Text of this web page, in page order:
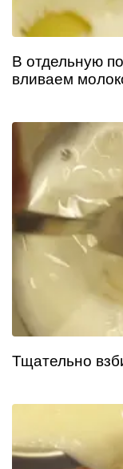
В отдельную
вливаем
Тщательно